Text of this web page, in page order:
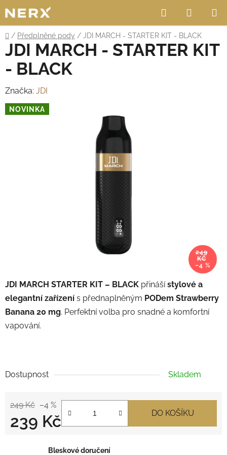
na
obsah
Hledat
KOŠÍK
Domů
/ Předplněné pody / JDI MARCH - STARTER KIT - BLACK
JDI MARCH STARTER KIT – BLACK přinášístylové a
elegantní zařízení s přednaplněným PODem Strawberry
Banana 20 mg. Perfektní volba pro snadné a komfortní
vapování.
Dostupnost Skladem
249 Kč –4 %
239 Kč DO KOŠÍKU
JDI MARCH - STARTER KIT
- BLACK
Značka: JDI
NOVINKA
249
KČ
–4 %
Bleskové doručení